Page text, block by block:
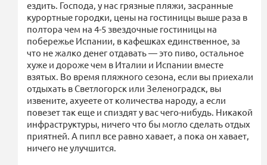
ездить. Господа, у нас грязные пляжи, засранные
курортные городки, цены на гостиницы выше раза в
полтора чем на 4-5 звездочные гостиницы на
побережье Испании, в кафешках единственное, за
что не жалко денег отдавать — это пиво, остальное
хуже и дороже чем в Италии и Испании вместе
взятых. Во время пляжного сезона, если вы приехали
отдыхать в Светлогорск или Зеленоградск, вы
извените, ахуеете от количества народу, а если
повезет так еще и спиздят у вас чего-нибудь. Никакой
инфраструктуры, ничего что бы могло сделать отдых
приятней. А пипл все равно хавает, а пока он хавает,
ничего не улучшится.